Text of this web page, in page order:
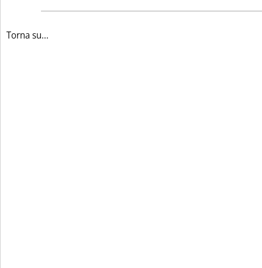
Torna su...